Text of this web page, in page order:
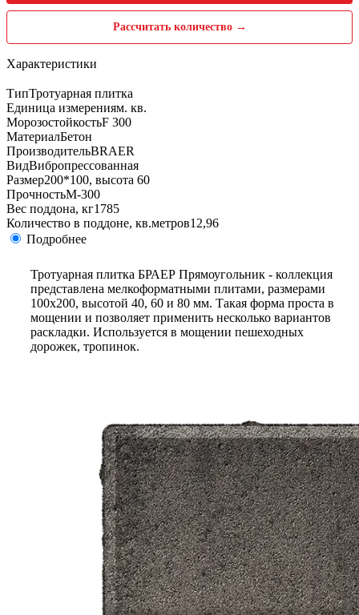
Рассчитать количество →
Характеристики
ТипТротуарная плитка
Единица измерениям. кв.
МорозостойкостьF 300
МатериалБетон
ПроизводительBRAER
ВидВибропрессованная
Размер200*100, высота 60
ПрочностьМ-300
Вес поддона, кг1785
Количество в поддоне, кв.метров12,96
Подробнее
Тротуарная плитка БРАЕР Прямоугольник - коллекция
представлена мелкоформатными плитами, размерами
100х200, высотой 40, 60 и 80 мм. Такая форма проста в
мощении и позволяет применить несколько вариантов
раскладки. Используется в мощении пешеходных
дорожек, тропинок.